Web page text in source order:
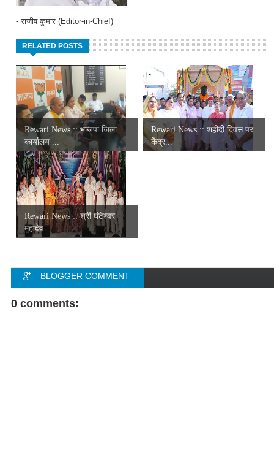
- राजीव कुमार (Editor-in-Chief)
RELATED POSTS
Rewari News :: भाजपा जिला
कार्यालय ...
Rewari News :: शहीदी दिवस पर
केंद्र...
Rewari News :: श्री घंटेश्वर
महादेव...
BLOGGER COMMENT
FACEBOOK COMMENT
0 comments: